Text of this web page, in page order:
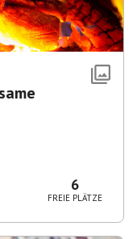
6
FREIE PLÄTZE